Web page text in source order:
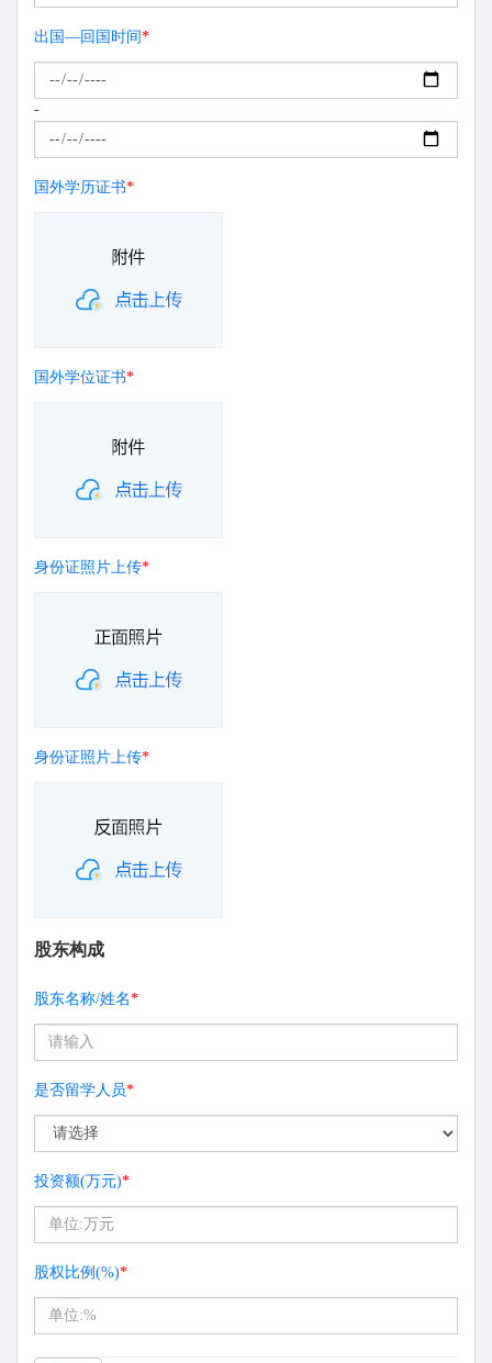
出国—回国时间*
-
国外学历证书*
国外学位证书*
身份证照片上传*
身份证照片上传*
股东构成
股东名称/姓名*
是否留学人员*
投资额(万元)*
股权比例(%)*